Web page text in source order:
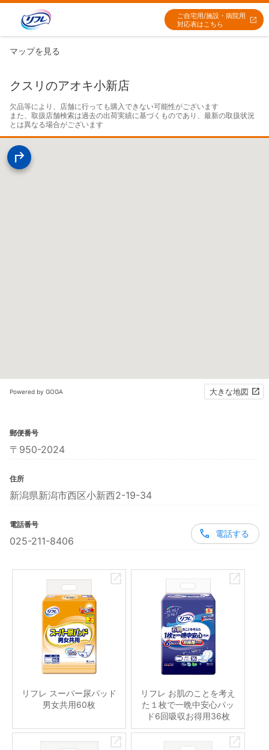
ご自宅用/施設・病院用
対応表はこちら
マップを見る
クスリのアオキ小新店
欠品等により、店舗に行っても購入できない可能性がございます
また、取扱店舗検索は過去の出荷実績に基づくものであり、最新の取扱状況
とは異なる場合がございます
Powered by GOGA 大きな地図
郵便番号
〒950-2024
住所
新潟県新潟市西区小新西2-19-34
電話番号
025-211-8406
電話する
リフレ スーパー尿パッド
男女共用60枚
リフレ お肌のことを考え
た１枚で一晩中安心パッ
ド6回吸収お得用36枚